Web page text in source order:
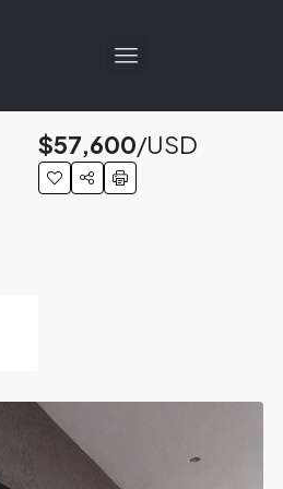
$57,600/USD